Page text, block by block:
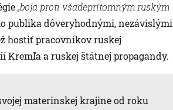
„boja proti všadeprítomným ruským
publika dôveryhodnými, nezávislými
hostiť pracovníkov ruskej
Kremľa a ruskej štátnej propagandy.
materinskej krajine od roku